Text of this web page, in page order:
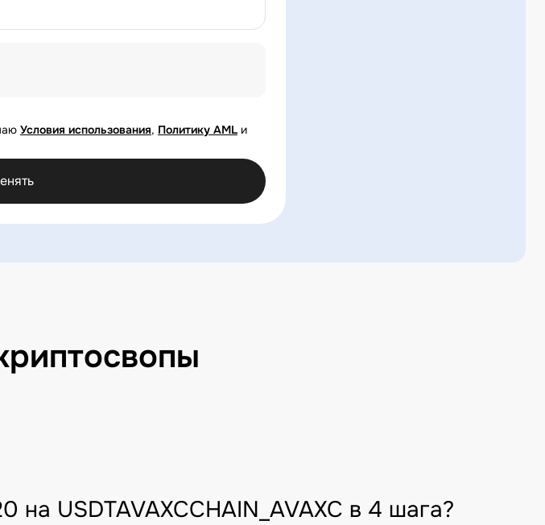
Условия использования, Политику AML и
на USDTAVAXCCHAIN_AVAXC в 4 шага?